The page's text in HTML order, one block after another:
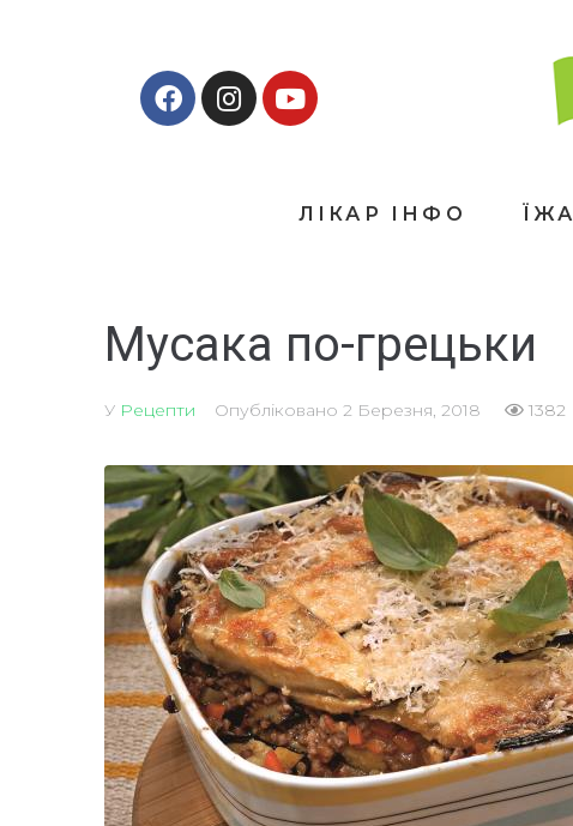
ЛІКАР ІНФО ЇЖА
Мусака по-грецьки
У Рецепти Опубліковано 2 Березня, 2018 1382